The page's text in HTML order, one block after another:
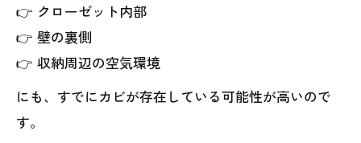
👉 クローゼット内部
👉 壁の裏側
👉 収納周辺の空気環境
にも、すでにカビが存在している可能性が高いので
す。